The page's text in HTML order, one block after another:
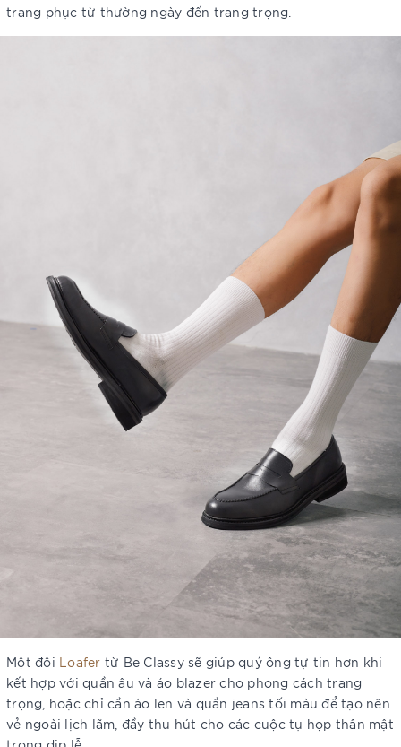
trang phục từ thường ngày đến trang trọng.
Một đôi Loafer từ Be Classy sẽ giúp quý ông tự tin hơn khi
kết hợp với quần âu và áo blazer cho phong cách trang
trọng, hoặc chỉ cần áo len và quần jeans tối màu để tạo nên
vẻ ngoài lịch lãm, đầy thu hút cho các cuộc tụ họp thân mật